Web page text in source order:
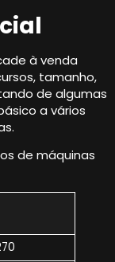
à venda
tamanho,
de algumas
a vários
de máquinas